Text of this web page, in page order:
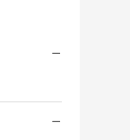
−
−